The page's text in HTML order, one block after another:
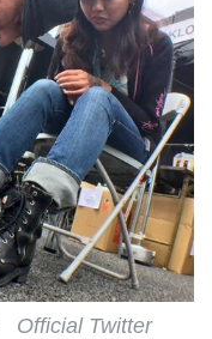
Official Twitter